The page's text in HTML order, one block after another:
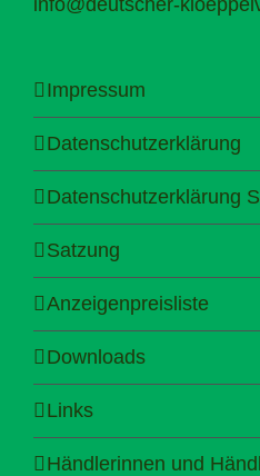
Impressum
Datenschutzerklärung
Datenschutzerklärung
Satzung
Anzeigenpreisliste
Downloads
Links
Händlerinnen und